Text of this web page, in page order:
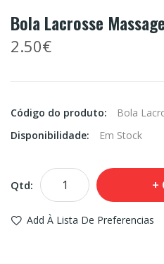
Bola Lacrosse
2.50€
Código do produto:
Bola
Disponibilidade:
Em Stock
Qtd:
Add À Lista De Preferencias